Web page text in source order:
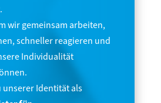
wir gemeinsam arbeiten,
schneller reagieren und
Individualität
unserer Identität als